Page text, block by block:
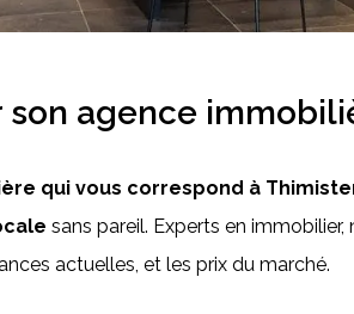
agence
qui vous correspond à
sans pareil. Experts en
actuelles, et les prix du marché.